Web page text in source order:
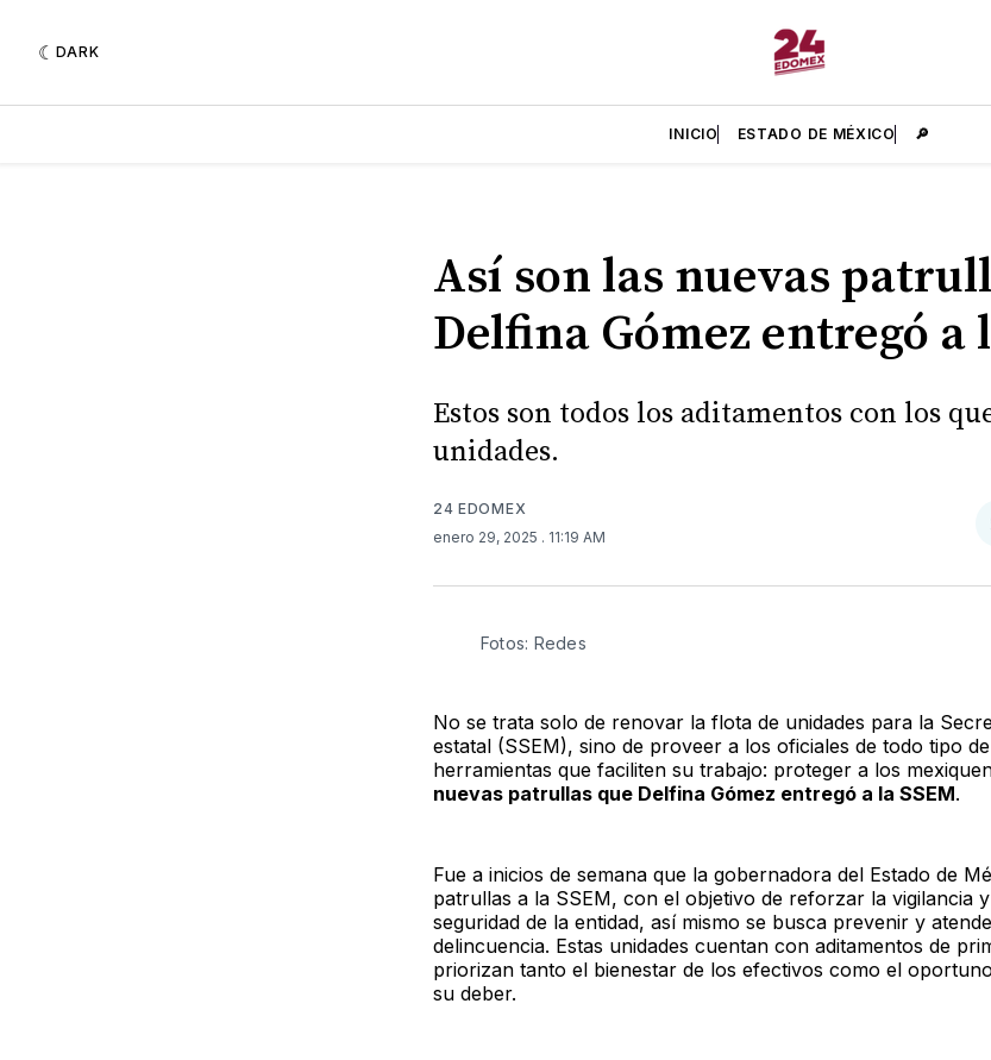
DARK
INICIO ESTADO DE MÉXICO 🔎
Así son las nuevas
Delfina Gómez entregó a
Estos son todos los aditamentos con los
unidades.
24 EDOMEX
enero 29, 2025 . 11:19 AM
Fotos: Redes
No se trata solo de renovar la flota de unidades para la
estatal (SSEM), sino de proveer a los oficiales de todo tipo
herramientas que faciliten su trabajo: proteger a los
nuevas patrullas que Delfina Gómez entregó a la SSEM.
Fue a inicios de semana que la gobernadora del Estado de
patrullas a la SSEM, con el objetivo de reforzar la vigilancia
seguridad de la entidad, así mismo se busca prevenir y
delincuencia. Estas unidades cuentan con aditamentos de
priorizan tanto el bienestar de los efectivos como el
su deber.